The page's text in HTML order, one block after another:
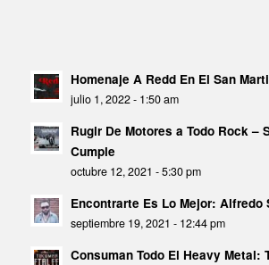
Homenaje A Redd En El San
julio 1, 2022 - 1:50 am
Rugir De Motores a Todo Rock –
Cumple
octubre 12, 2021 - 5:30 pm
Encontrarte Es Lo Mejor: Alfredo
septiembre 19, 2021 - 12:44 pm
Consuman Todo El Heavy Metal: